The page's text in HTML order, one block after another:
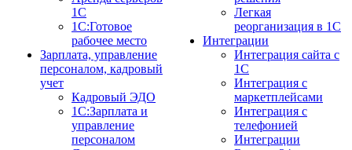
1С
1C:Готовое
рабочее место
Зарплата, управление
персоналом, кадровый
учет
Кадровый ЭДО
1С:Зарплата и
управление
персоналом
Легкая
реорганизация в 1С
Интеграции
Интеграция сайта с
1С
Интеграция с
маркетплейсами
Интеграция с
телефонией
Интеграции